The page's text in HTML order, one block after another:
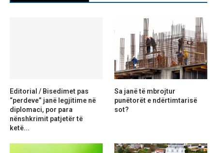
Editorial / Bisedimet pas
“perdeve” janë legjitime në
diplomaci, por para
nënshkrimit patjetër të
ketë...
Sa janë të mbrojtur
punëtorët e ndërtimtarisë
sot?